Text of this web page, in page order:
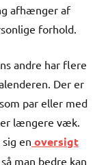
afhænger af
forhold.
andre har flere
Der er
par eller med
længere væk.
en oversigt
så man bedre kan